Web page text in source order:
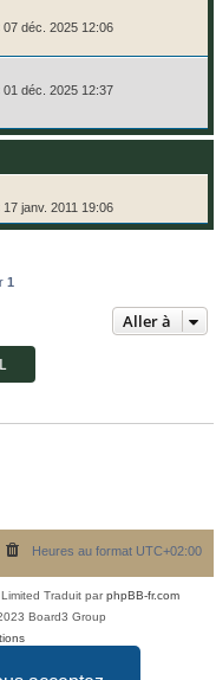
07 déc. 2025 12:06
01 déc. 2025 12:37
17 janv. 2011 19:06
1
Aller à
Heures au format UTC+02:00
Traduit parphpBB-fr.com
Board3 Group